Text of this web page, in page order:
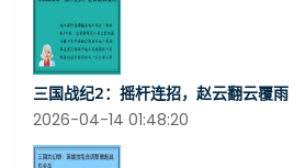
三国战纪2：摇杆连招，赵云翻云覆雨
2026-04-14 01:48:20